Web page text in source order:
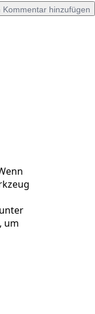
Kommentar hinzufügen
um